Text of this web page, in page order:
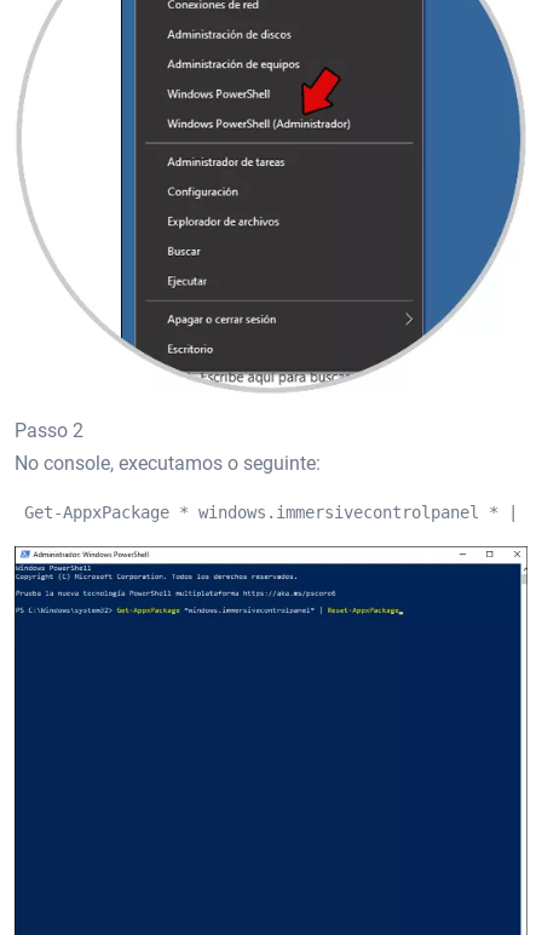
Passo 2
No console, executamos o seguinte:
Get-AppxPackage * windows.immersivecontrolpanel * |